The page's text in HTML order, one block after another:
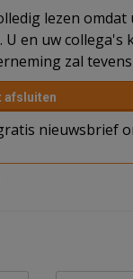
lezen
U en uw
zal
afsluiten
nieuwsbrief